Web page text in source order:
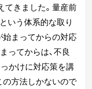
てきました。量産前
いう体系的な取り
始まってからの対応
ってからは、不良
かけに対応策を講
の方法しかないので